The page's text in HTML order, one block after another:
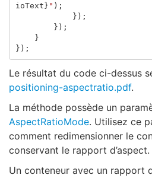
ioText } " );
});
});
}
});
Le résultat du code ci-dessus
positioning-aspectratio.pdf.
La méthode possède un
AspectRatioMode. Utilisez ce
comment redimensionner le
conservant le rapport d’aspect.
Un conteneur avec un rapport